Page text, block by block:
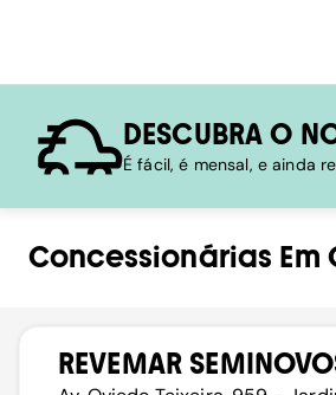
DESCUBRA O
É fácil, é mensal, e ainda
Concessionárias Em
REVEMAR